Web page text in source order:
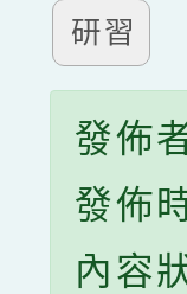
研習
發佈
發佈
內容